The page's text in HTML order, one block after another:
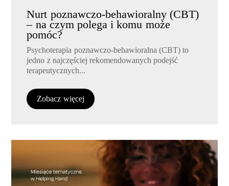
Nurt poznawczo-behawioralny (CBT)
– na czym polega i komu może
pomóc?
Psychoterapia poznawczo-behawioralna (CBT) to
jedno z najczęściej rekomendowanych podejść
terapeutycznych...
Zobacz więcej